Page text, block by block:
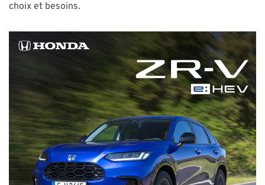
choix et besoins.